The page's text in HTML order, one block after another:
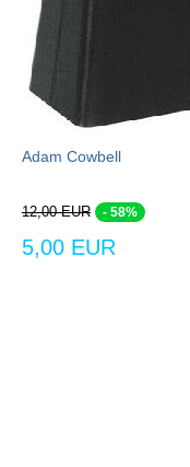
Adam Cowbell
12,00 EUR - 58%
5,00 EUR